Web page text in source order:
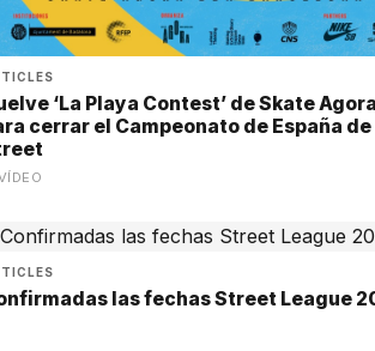
‘La Playa Contest’ de Skate Agora
cerrar el Campeonato de España de
las fechas Street League